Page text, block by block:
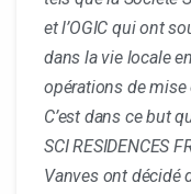
et l’OGIC qui ont
dans la vie locale
opérations de mise
C’est dans ce but
SCI RESIDENCES
Vanves ont décidé